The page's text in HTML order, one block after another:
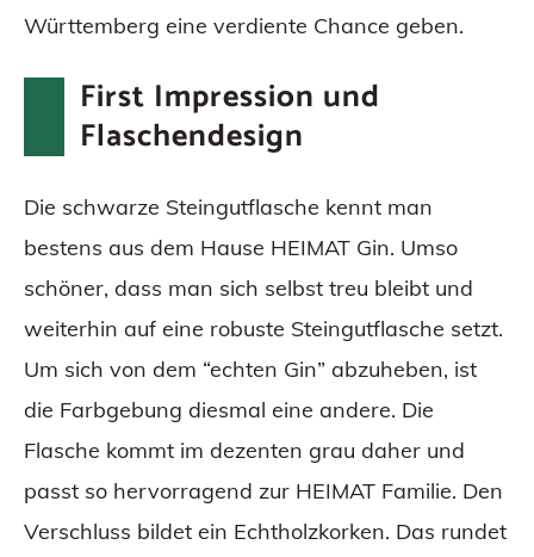
Württemberg eine verdiente Chance geben.
First Impression und
Flaschendesign
Die schwarze Steingutflasche kennt man
bestens aus dem Hause HEIMAT Gin. Umso
schöner, dass man sich selbst treu bleibt und
weiterhin auf eine robuste Steingutflasche setzt.
Um sich von dem “echten Gin” abzuheben, ist
die Farbgebung diesmal eine andere. Die
Flasche kommt im dezenten grau daher und
passt so hervorragend zur HEIMAT Familie. Den
Verschluss bildet ein Echtholzkorken. Das rundet